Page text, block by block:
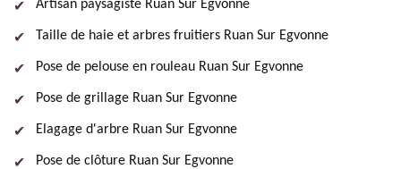
Artisan paysagiste Ruan Sur Egvonne
Taille de haie et arbres fruitiers Ruan Sur Egvonne
Pose de pelouse en rouleau Ruan Sur Egvonne
Pose de grillage Ruan Sur Egvonne
Elagage d'arbre Ruan Sur Egvonne
Pose de clôture Ruan Sur Egvonne